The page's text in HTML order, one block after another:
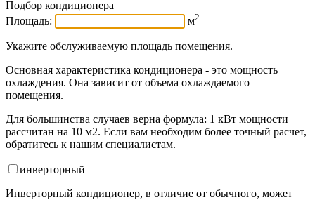
Подбор кондиционера
Площадь:
м2
Укажите обслуживаемую площадь помещения.
Основная характеристика кондиционера - это мощность
охлаждения. Она зависит от объема охлаждаемого
помещения.
Для большинства случаев верна формула: 1 кВт мощности
рассчитан на 10 м2. Если вам необходим более точный расчет,
обратитесь к нашим специалистам.
инверторный
Инверторный кондиционер, в отличие от обычного, может